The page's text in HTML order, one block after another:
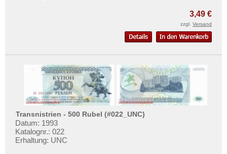
Ungarn
Weissrussland
Zypern
3,49 €
zzgl. Versand
Transnistrien - 500 Rubel (#022_UNC)
Datum: 1993
Katalognr.: 022
Erhaltung: UNC